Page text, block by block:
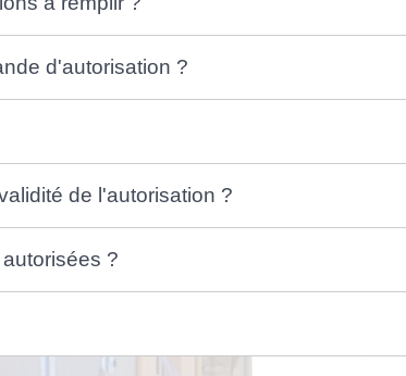
d'autorisation ?
de l'autorisation ?
?